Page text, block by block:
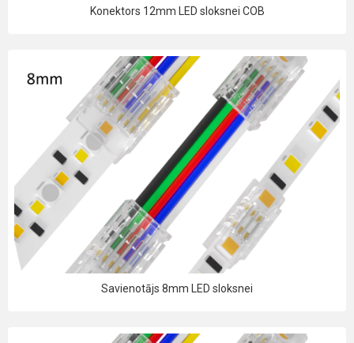
Konektors 12mm LED sloksnei COB
Savienotājs 8mm LED sloksnei